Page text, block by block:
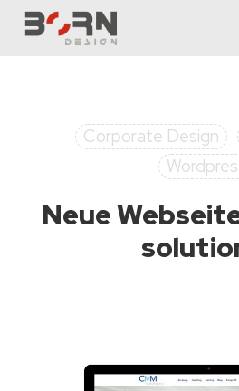
Skip
Corporate Design
Neue